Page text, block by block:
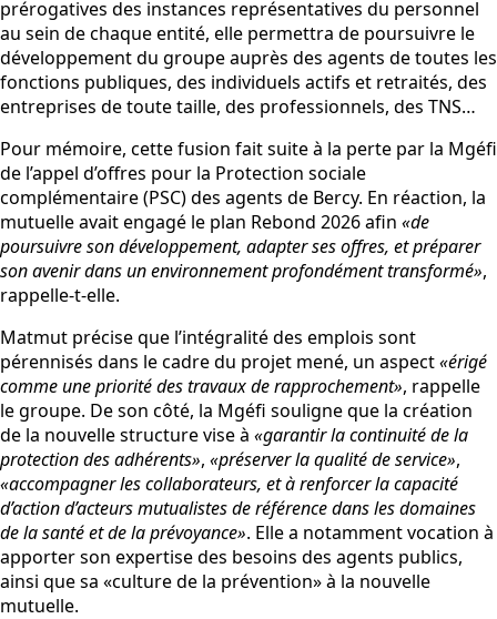
prérogatives des instances représentatives du personnel
au sein de chaque entité, elle permettra de poursuivre le
développement du groupe auprès des agents de toutes les
fonctions publiques, des individuels actifs et retraités, des
entreprises de toute taille, des professionnels, des TNS…
Pour mémoire, cette fusion fait suite à la perte par la Mgéfi
de l’appel d’offres pour la Protection sociale
complémentaire (PSC) des agents de Bercy. En réaction, la
mutuelle avait engagé le plan Rebond 2026 afin «de
poursuivre son développement, adapter ses offres, et préparer
son avenir dans un environnement profondément transformé»,
rappelle-t-elle.
Matmut précise que l’intégralité des emplois sont
pérennisés dans le cadre du projet mené, un aspect«érigé
comme une priorité des travaux de rapprochement», rappelle
le groupe. De son côté, la Mgéfi souligne que la création
de la nouvelle structure vise à «garantir la continuité de la
protection des adhérents», «préserver la qualité de service»,
«accompagner les collaborateurs, et à renforcer la capacité
d’action d’acteurs mutualistes de référence dans les domaines
de la santé et de la prévoyance». Elle a notamment vocation à
apporter son expertise des besoins des agents publics,
ainsi que sa «culture de la prévention» à la nouvelle
mutuelle.